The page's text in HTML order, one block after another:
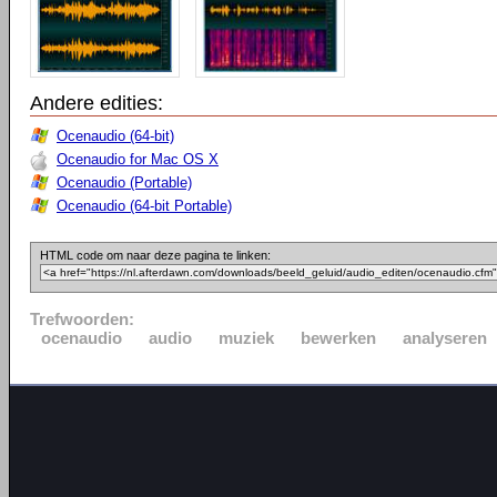
Andere edities:
Ocenaudio (64-bit)
Ocenaudio for Mac OS X
Ocenaudio (Portable)
Ocenaudio (64-bit Portable)
HTML code om naar deze pagina te linken:
Trefwoorden:
ocenaudio
audio muziek bewerken analyseren